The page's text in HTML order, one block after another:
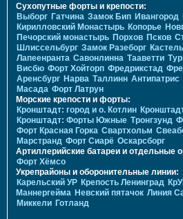
Сухопутные форты и крепости:
Выборг Гатчина Замок Бип Ивангород
Кирилловский Монастырь Копорье
Печорcкий монастырь Порхов Псков
Шлиссельбург Замок Разеборг
Лапеенранта Савонлинна Тааветти
Висбю Форт Хойторп Фредрикстад
Аренсбург Нарва Таллинн Антипатрис
Масада Форт Латрун
Морские крепости и форты:
Кронштадт: город и о. Котлин
Кронштадт: Форты Южные Тронгзунд
Форт Красная Горка Свартхольм
Марстранд Форт Сиарё Оскарсборг
Артиллерийские батареи и отдельные
Форт Хёмсо
Укрепрайоны и оборонительные линии:
Карельский УР Крепость Ленинград
Маннергейма Невский пятачок Линия
Миккели Готланд